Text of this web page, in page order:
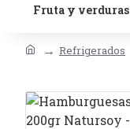
Fruta y verduras
Refrigerados